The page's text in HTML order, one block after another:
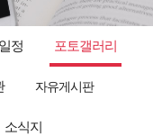
정 포토갤러리
자유게시판
소식지